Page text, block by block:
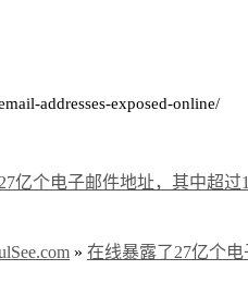
addresses-exposed-online/
亿个电子邮件地址，其中超过
» 在线暴露了27亿个